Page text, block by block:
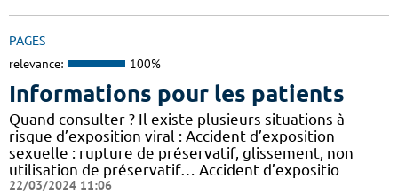
PAGES
relevance: 100%
Informations pour les patients
Quand consulter ? Il existe plusieurs situations à
risque d’exposition viral : Accident d’exposition
sexuelle : rupture de préservatif, glissement, non
utilisation de préservatif… Accident d’expositio
22/03/2024 11:06